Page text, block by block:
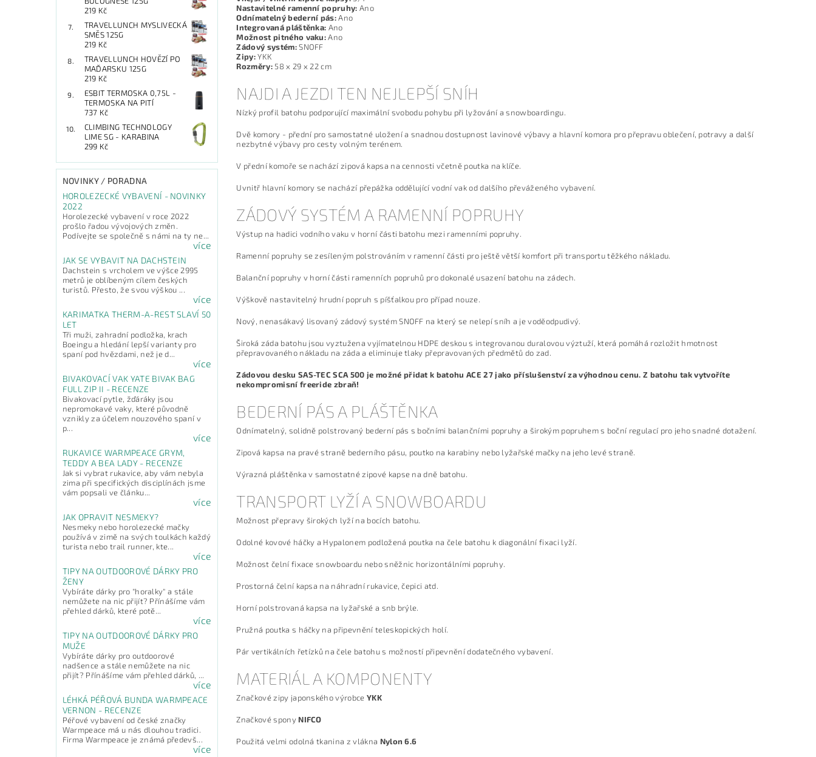
219 Kč
TRAVELLUNCH MYSLIVECKÁ
SMĚS 125G
219 Kč
TRAVELLUNCH HOVĚZÍ PO
MAĎARSKU 125G
219 Kč
ESBIT TERMOSKA 0,75L -
TERMOSKA NA PITÍ
737 Kč
CLIMBING TECHNOLOGY
LIME SG - KARABINA
299 Kč
NOVINKY / PORADNA
HOROLEZECKÉ VYBAVENÍ - NOVINKY
2022
Horolezecké vybavení v roce 2022
prošlo řadou vývojových změn.
Podívejte se společně s námi na ty ne...
více
JAK SE VYBAVIT NA DACHSTEIN
Dachstein s vrcholem ve výšce 2995
metrů je oblíbeným cílem českých
turistů. Přesto, že svou výškou ...
více
KARIMATKA THERM-A-REST SLAVÍ 50
LET
Tři muži, zahradní podložka, krach
Boeingu a hledání lepší varianty pro
spaní pod hvězdami, než je d...
více
BIVAKOVACÍ VAK YATE BIVAK BAG
FULL ZIP II - RECENZE
Bivakovací pytle, žďáráky jsou
nepromokavé vaky, které původně
vznikly za účelem nouzového spaní v
p...
více
RUKAVICE WARMPEACE GRYM,
TEDDY A BEA LADY - RECENZE
Jak si vybrat rukavice, aby vám nebyla
zima při specifických disciplínách jsme
vám popsali ve článku...
více
JAK OPRAVIT NESMEKY?
Nesmeky nebo horolezecké mačky
používá v zimě na svých toulkách každý
turista nebo trail runner, kte...
více
TIPY NA OUTDOOROVÉ DÁRKY PRO
ŽENY
Vybíráte dárky pro "horalky" a stále
nemůžete na nic přijít? Přínášíme vám
přehled dárků, které potě...
více
TIPY NA OUTDOOROVÉ DÁRKY PRO
MUŽE
Vybíráte dárky pro outdoorové
nadšence a stále nemůžete na nic
přijít? Přínášíme vám přehled dárků, ...
více
LÉHKÁ PÉŘOVÁ BUNDA WARMPEACE
VERNON - RECENZE
Péřové vybavení od české značky
Warmpeace má u nás dlouhou tradici.
Firma Warmpeace je známá předevš...
více
Nastavitelné ramenní popruhy:Ano
Odnímatelný bederní pás:Ano
Integrovaná pláštěnka: Ano
Možnost pitného vaku:Ano
Zádový systém:SNOFF
Zipy:YKK
Rozměry:58 x 29 x 22 cm
NAJDI A JEZDI TEN NEJLEPŠÍ SNÍH
Nízký profil batohu podporující maximální svobodu pohybu při lyžování a snowboardingu.
Dvě komory - přední pro samostatné uložení a snadnou dostupnost lavinové výbavy a hlavní komora pro přepravu oblečení, potravy a další
nezbytné výbavy pro cesty volným terénem.
V přední komoře se nachází zipová kapsa na cennosti včetně poutka na klíče.
Uvnitř hlavní komory se nachází přepážka oddělující vodní vak od dalšího převáženého vybavení.
ZÁDOVÝ SYSTÉM A RAMENNÍ POPRUHY
Výstup na hadici vodního vaku v horní části batohu mezi ramenními popruhy.
Ramenní popruhy se zesíleným polstrováním v ramenní části pro ještě větší komfort při transportu těžkého nákladu.
Balanční popruhy v horní části ramenních popruhů pro dokonalé usazení batohu na zádech.
Výškově nastavitelný hrudní popruh s píšťalkou pro případ nouze.
Nový, nenasákavý lisovaný zádový systém SNOFF na který se nelepí sníh a je voděodpudivý.
Široká záda batohu jsou vyztužena vyjímatelnou HDPE deskou s integrovanou duralovou výztuží, která pomáhá rozložit hmotnost
přepravovaného nákladu na záda a eliminuje tlaky přepravovaných předmětů do zad.
Zádovou desku SAS-TEC SCA 500 je možné přidat k batohu ACE 27 jako příslušenství za výhodnou cenu. Z batohu tak vytvoříte
nekompromisní freeride zbraň!
BEDERNÍ PÁS A PLÁŠTĚNKA
Odnímatelný, solidně polstrovaný bederní pás s bočními balančními popruhy a širokým popruhem s boční regulací pro jeho snadné dotažení.
Zipová kapsa na pravé straně bederního pásu, poutko na karabiny nebo lyžařské mačky na jeho levé straně.
Výrazná pláštěnka v samostatné zipové kapse na dně batohu.
TRANSPORT LYŽÍ A SNOWBOARDU
Možnost přepravy širokých lyží na bocích batohu.
Odolné kovové háčky a Hypalonem podložená poutka na čele batohu k diagonální fixaci lyží.
Možnost čelní fixace snowboardu nebo sněžnic horizontálními popruhy.
Prostorná čelní kapsa na náhradní rukavice, čepici atd.
Horní polstrovaná kapsa na lyžařské a snb brýle.
Pružná poutka s háčky na připevnění teleskopických holí.
Pár vertikálních řetízků na čele batohu s možností připevnění dodatečného vybavení.
MATERIÁL A KOMPONENTY
Značkové zipy japonského výrobce YKK
Značkové spony NIFCO
Použitá velmi odolná tkanina z vlákna Nylon 6.6